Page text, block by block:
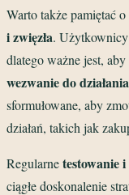
Warto także pamiętać
i zwięzła.
dlatego ważne jest,
wezwanie do
sformułowane, aby
działań, takich jak
Regularnetestowanie
ciągłe doskonalenie